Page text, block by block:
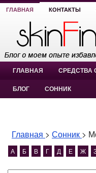
ГЛАВНАЯ КОНТАКТЫ
ГЛАВНАЯ СРЕДСТВА
БЛОГ СОННИК
Главная > Сонник >
А Б В Г Д Е Ж